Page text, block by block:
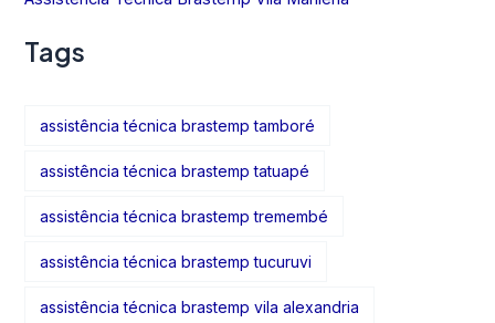
Tags
assistência técnica brastemp tamboré
assistência técnica brastemp tatuapé
assistência técnica brastemp tremembé
assistência técnica brastemp tucuruvi
assistência técnica brastemp vila alexandria